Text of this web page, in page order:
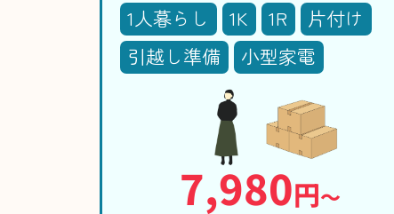
1人暮らし 1K 1R
片付け
引越し準備
小型家電
7,980円〜